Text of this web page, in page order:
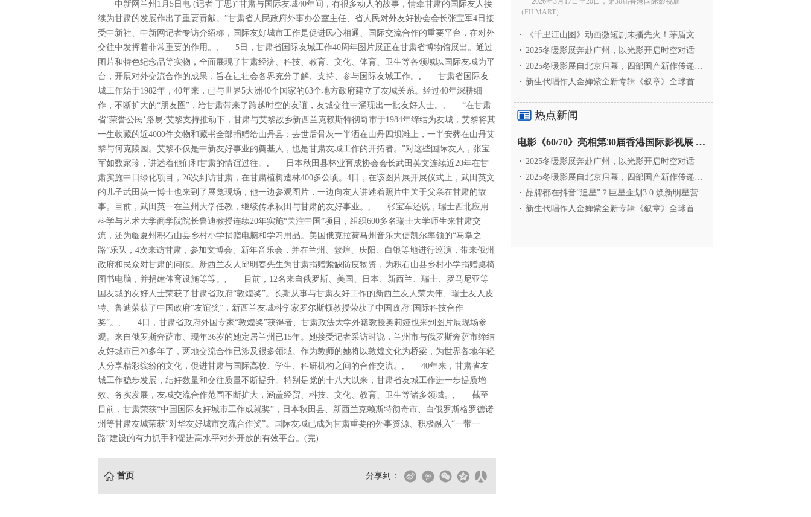
中新网兰州1月5日电 (记者 丁思)“甘肃与国际友城40年间，有很多动人的故事，情牵甘肃的国际友人接
续为甘肃的发展作出了重要贡献。”甘肃省人民政府外事办公室主任、省人民对外友好协会会长张宝军4日接
受中新社、中新网记者专访介绍称，国际友好城市工作是促进民心相通、国际交流合作的重要平台，在对外
交往中发挥着非常重要的作用。, 5日，甘肃省国际友城工作40周年图片展正在甘肃省博物馆展出。通过
图片和特色纪念品等实物，全面展现了甘肃经济、科技、教育、文化、体育、卫生等各领域以国际友城为平
台，开展对外交流合作的成果，旨在让社会各界充分了解、支持、参与国际友城工作。, 甘肃省国际友
城工作始于1982年，40年来，已与世界5大洲40个国家的63个地方政府建立了友城关系。经过40年深耕细
作，不断扩大的“朋友圈”，给甘肃带来了跨越时空的友谊，友城交往中涌现出一批友好人士。, “在甘肃
省‘荣誉公民’路易·艾黎支持推动下，甘肃与艾黎故乡新西兰克赖斯特彻奇市于1984年缔结为友城，艾黎将其
一生收藏的近4000件文物和藏书全部捐赠给山丹县；去世后骨灰一半洒在山丹四坝滩上，一半安葬在山丹艾
黎与何克陵园。艾黎不仅是中新友好事业的奠基人，也是甘肃友城工作的开拓者。”对这些国际友人，张宝
军如数家珍，讲述着他们和甘肃的情谊过往。, 日本秋田县林业育成协会会长武田英文连续近20年在甘
肃实施中日绿化项目，26次到访甘肃，在甘肃植树造林400多公顷。4日，在该图片展开展仪式上，武田英文
的儿子武田英一博士也来到了展览现场，他一边参观图片，一边向友人讲述着照片中关于父亲在甘肃的故
事。目前，武田英一在兰州大学任教，继续传承秋田与甘肃的友好事业。, 张宝军还说，瑞士西北应用
科学与艺术大学商学院院长鲁迪教授连续20年实施“关注中国”项目，组织600多名瑞士大学师生来甘肃交
流，还为临夏州积石山县乡村小学捐赠电脑和学习用品。美国俄克拉荷马州音乐大使凯尔率领的“马掌之
路”乐队，4次来访甘肃，参加文博会、新年音乐会，并在兰州、敦煌、庆阳、白银等地进行巡演，带来俄州
政府和民众对甘肃的问候。新西兰友人邱明春先生为甘肃捐赠紧缺防疫物资，为积石山县乡村小学捐赠桌椅
图书电脑，并捐建体育设施等等。, 目前，12名来自俄罗斯、美国、日本、新西兰、瑞士、罗马尼亚等
国友城的友好人士荣获了甘肃省政府“敦煌奖”。长期从事与甘肃友好工作的新西兰友人荣大伟、瑞士友人皮
特、鲁迪荣获了中国政府“友谊奖”，新西兰友城科学家罗尔斯顿教授荣获了中国政府“国际科技合作
奖”。, 4日，甘肃省政府外国专家“敦煌奖”获得者、甘肃政法大学外籍教授奥莉娅也来到图片展现场参
观。来自俄罗斯奔萨市、现年36岁的她定居兰州已15年。她接受记者采访时说，兰州市与俄罗斯奔萨市缔结
友好城市已20多年了，两地交流合作已涉及很多领域。作为教师的她将以敦煌文化为桥梁，为世界各地年轻
人分享精彩缤纷的文化，促进甘肃与国际高校、学生、科研机构之间的合作交流。, 40年来，甘肃省友
城工作稳步发展，结好数量和交往质量不断提升。特别是党的十八大以来，甘肃省友城工作进一步提质增
效、务实发展，友城交流合作范围不断扩大，涵盖经贸、科技、文化、教育、卫生等诸多领域。, 截至
目前，甘肃荣获“中国国际友好城市工作成就奖”，日本秋田县、新西兰克赖斯特彻奇市、白俄罗斯格罗德诺
州等甘肃友城荣获“对华友好城市交流合作奖”。国际友城已成为甘肃重要的外事资源、积极融入“一带一
路”建设的有力抓手和促进高水平对外开放的有效平台。(完)
首页 分享到：
（FILMART） ...
·
《千里江山图》动画微短剧未播先火！茅盾文学奖IP首
· 2025冬暖影展奔赴广州，以光影开启时空对话
· 2025冬暖影展自北京启幕，四部国产新作传递银幕温情
· 新生代唱作人金婵紫全新专辑《叙章》全球首发，颠覆
热点新闻
电影《60/70》亮相第30届香港国际影视展 冲刺戛纳备
· 2025冬暖影展奔赴广州，以光影开启时空对话
· 2025冬暖影展自北京启幕，四部国产新作传递银幕温情
· 品牌都在抖音“追星”？巨星企划3.0 焕新明星营销，让
· 新生代唱作人金婵紫全新专辑《叙章》全球首发，颠覆